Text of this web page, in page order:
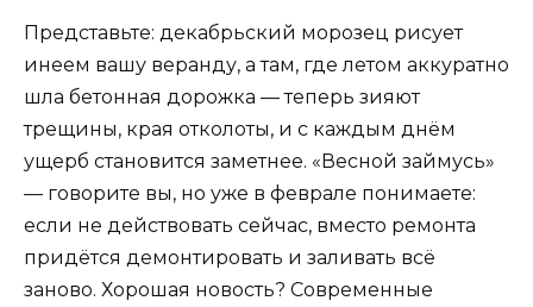
Представьте: декабрьский морозец рисует
инеем вашу веранду, а там, где летом аккуратно
шла бетонная дорожка — теперь зияют
трещины, края отколоты, и с каждым днём
ущерб становится заметнее. «Весной займусь»
— говорите вы, но уже в феврале понимаете:
если не действовать сейчас, вместо ремонта
придётся демонтировать и заливать всё
заново. Хорошая новость? Современные